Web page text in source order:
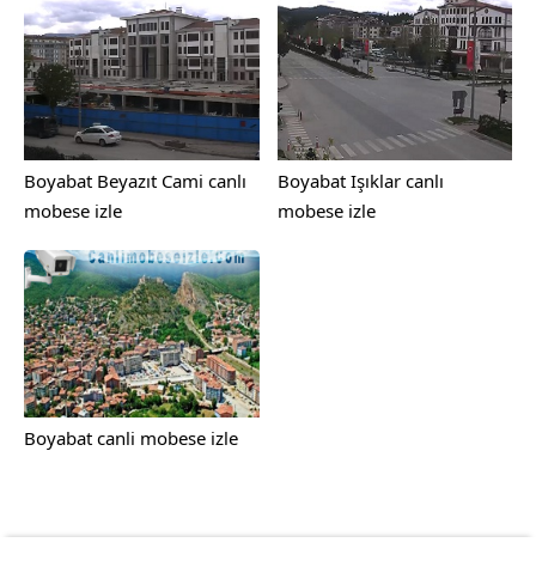
Boyabat Beyazıt Cami canlı
mobese izle
Boyabat Işıklar canlı
mobese izle
Boyabat canli mobese izle